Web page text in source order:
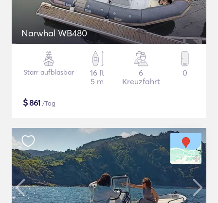
Narwhal WB480
Starr aufblasbar
16 ft
5 m
6
Kreuzfahrt
0
$861 /Tag